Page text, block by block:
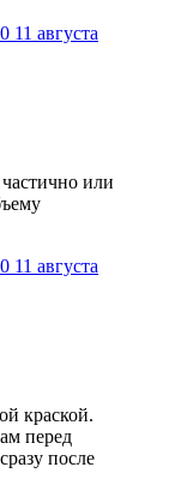
11 августа
или
11 августа
краской.
перед
после